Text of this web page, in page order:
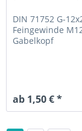
DIN 71752 G-
Feingewinde
Gabelkopf
ab 1,50 € *